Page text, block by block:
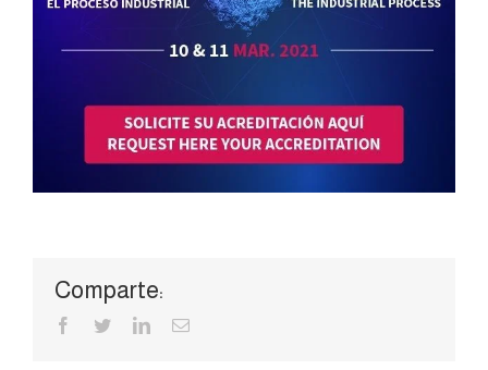
Comparte:
Facebook
TwitterLinkedInCorreo